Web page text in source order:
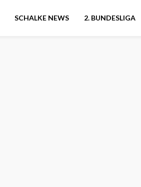
SCHALKE NEWS 2. BUNDESLIGA